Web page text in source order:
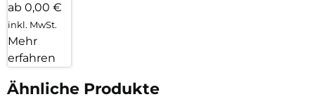
ab 0,00 €
inkl. MwSt.
Mehr
erfahren
Ähnliche Produkte